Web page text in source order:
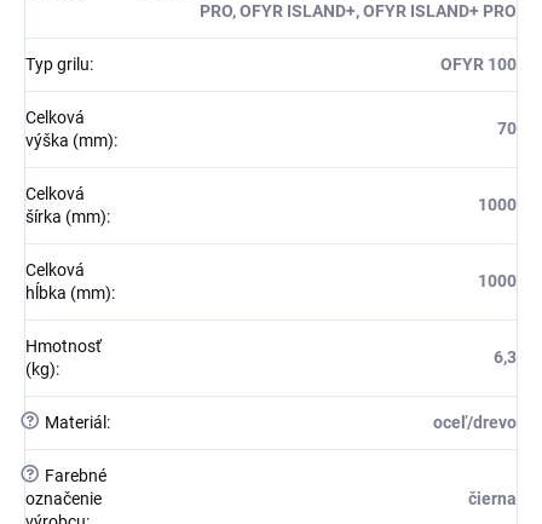
PRO, OFYR ISLAND+, OFYR ISLAND+ PRO
Typ grilu: OFYR 100
Celková
výška (mm):
70
Celková
šírka (mm):
1000
Celková
hĺbka (mm):
1000
Hmotnosť
(kg):
6,3
? Materiál : oceľ/drevo
?
Farebné
označenie
čierna